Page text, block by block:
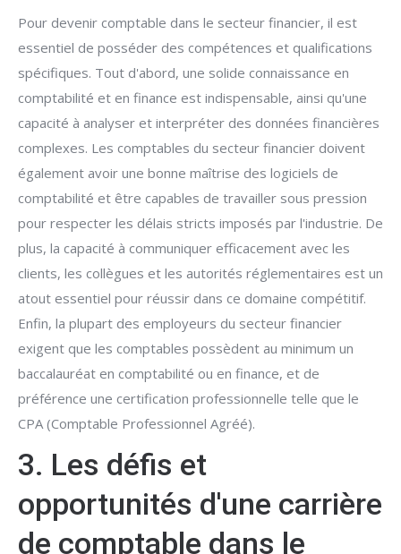
Pour devenir comptable dans le secteur financier, il est
essentiel de posséder des compétences et qualifications
spécifiques. Tout d'abord, une solide connaissance en
comptabilité et en finance est indispensable, ainsi qu'une
capacité à analyser et interpréter des données financières
complexes. Les comptables du secteur financier doivent
également avoir une bonne maîtrise des logiciels de
comptabilité et être capables de travailler sous pression
pour respecter les délais stricts imposés par l'industrie. De
plus, la capacité à communiquer efficacement avec les
clients, les collègues et les autorités réglementaires est un
atout essentiel pour réussir dans ce domaine compétitif.
Enfin, la plupart des employeurs du secteur financier
exigent que les comptables possèdent au minimum un
baccalauréat en comptabilité ou en finance, et de
préférence une certification professionnelle telle que le
CPA (Comptable Professionnel Agréé).
3. Les défis et
opportunités d'une carrière
de comptable dans le